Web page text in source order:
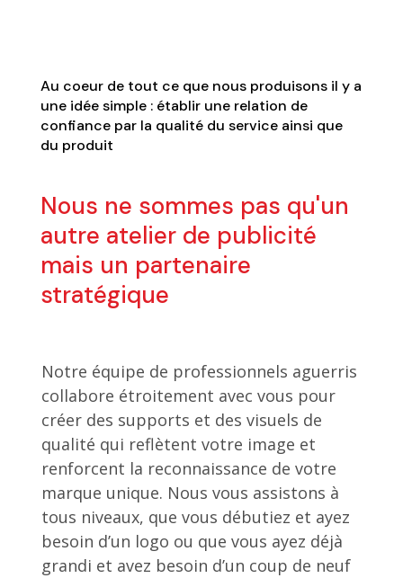
Au coeur de tout ce que nous produisons il y a
une idée simple : établir une relation de
confiance par la qualité du service ainsi que
du produit
Nous ne sommes pas qu'un
autre atelier de publicité
mais un partenaire
stratégique
Notre équipe de professionnels aguerris
collabore étroitement avec vous pour
créer des supports et des visuels de
qualité qui reflètent votre image et
renforcent la reconnaissance de votre
marque unique. Nous vous assistons à
tous niveaux, que vous débutiez et ayez
besoin d’un logo ou que vous ayez déjà
grandi et avez besoin d’un coup de neuf